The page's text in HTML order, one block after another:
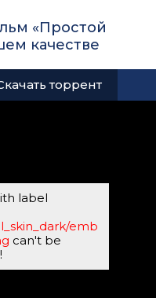
«Простой
качестве
торрент
label
emb
can't be